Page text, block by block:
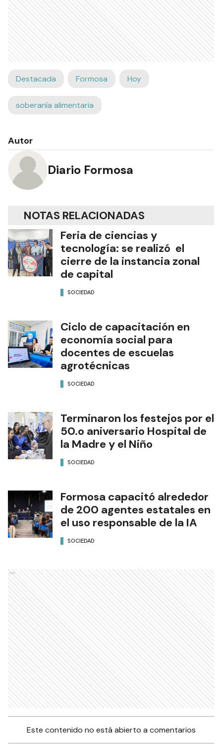
Destacada Formosa Hoy
soberanía alimentaria
Autor
Diario Formosa
NOTAS RELACIONADAS
Feria de ciencias y
tecnología: se realizó el
cierre de la instancia zonal
de capital
SOCIEDAD
Ciclo de capacitación en
economía social para
docentes de escuelas
agrotécnicas
SOCIEDAD
Terminaron los festejos por el
50.o aniversario Hospital de
la Madre y el Niño
SOCIEDAD
Formosa capacitó alrededor
de 200 agentes estatales en
el uso responsable de la IA
SOCIEDAD
Ads
Este contenido no está abierto a comentarios